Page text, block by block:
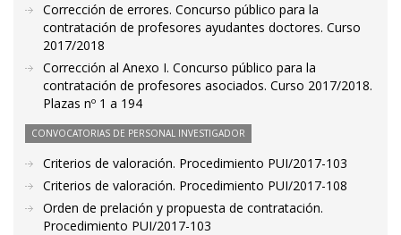
Corrección de errores. Concurso público para la
contratación de profesores ayudantes doctores. Curso
2017/2018
Corrección al Anexo I. Concurso público para la
contratación de profesores asociados. Curso 2017/2018.
Plazas nº 1 a 194
CONVOCATORIAS DE PERSONAL INVESTIGADOR
Criterios de valoración. Procedimiento PUI/2017-103
Criterios de valoración. Procedimiento PUI/2017-108
Orden de prelación y propuesta de contratación.
Procedimiento PUI/2017-103